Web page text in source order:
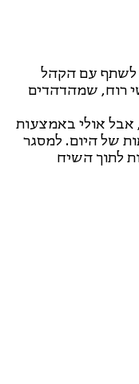
לשתף עם הקהל
רוח, שמהדהדים
אבל אולי באמצעות
של היום. למסגר
לתוך השיח